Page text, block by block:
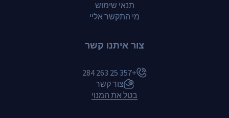
תנאי שימוש
מי התקשר אליי
צור איתנו קשר
+357 25 263 284
צור קשר
בטל את המנוי